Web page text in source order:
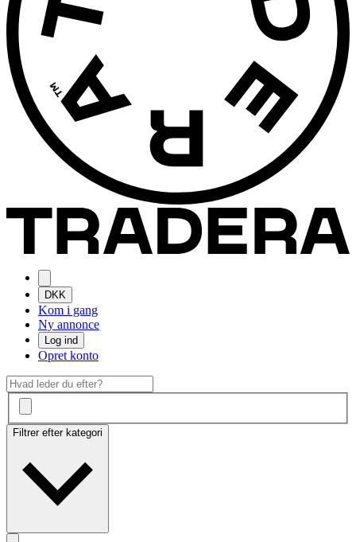
DKK
Kom i gang
Ny annonce
Log ind
Opret konto
Filtrer efter kategori